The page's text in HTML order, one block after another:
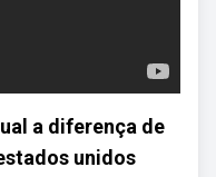
a diferença de
unidos